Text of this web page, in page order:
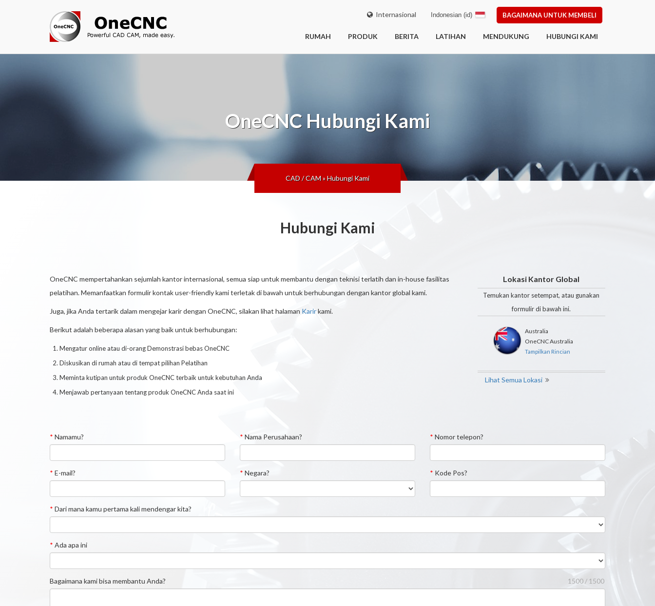
Internasional BAGAIMANA UNTUK MEMBELI
Indonesian (id)
RUMAH PRODUK BERITA LATIHAN MENDUKUNG HUBUNGI KAMI
OneCNC Hubungi Kami
CAD / CAM»Hubungi Kami
Hubungi Kami
OneCNC mempertahankan sejumlah kantor internasional, semua siap untuk membantu dengan teknisi terlatih dan in-house fasilitas
pelatihan. Memanfaatkan formulir kontak user-friendly kami terletak di bawah untuk berhubungan dengan kantor global kami.
Juga, jika Anda tertarik dalam mengejar karir dengan OneCNC, silakan lihat halaman Karirkami.
Berikut adalah beberapa alasan yang baik untuk berhubungan:
Mengatur online atau di-orang Demonstrasi bebas OneCNC
Diskusikan di rumah atau di tempat pilihan Pelatihan
Meminta kutipan untuk produk OneCNC terbaik untuk kebutuhan Anda
Menjawab pertanyaan tentang produk OneCNC Anda saat ini
Lokasi Kantor Global
Temukan kantor setempat, atau gunakan
formulir di bawah ini.
Australia
OneCNC Australia
Tampilkan Rincian
Lihat Semua Lokasi
* Namamu? * Nama Perusahaan? * Nomor telepon?
* E-mail? * Negara? * Kode Pos?
* Dari mana kamu pertama kali mendengar kita?
* Ada apa ini
Bagaimana kami bisa membantu Anda? 1500 / 1500